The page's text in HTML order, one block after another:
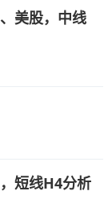
美股，中线
短线H4分析